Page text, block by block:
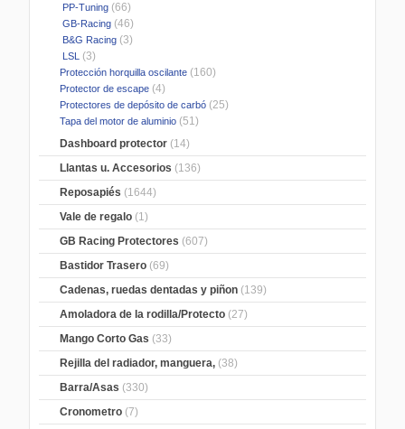
PP-Tuning (66)
GB-Racing (46)
B&G Racing (3)
LSL (3)
Protección horquilla oscilante (160)
Protector de escape (4)
Protectores de depósito de carbó (25)
Tapa del motor de aluminio (51)
Dashboard protector (14)
Llantas u. Accesorios (136)
Reposapiés (1644)
Vale de regalo (1)
GB Racing Protectores (607)
Bastidor Trasero (69)
Cadenas, ruedas dentadas y piñon (139)
Amoladora de la rodilla/Protecto (27)
Mango Corto Gas (33)
Rejilla del radiador, manguera, (38)
Barra/Asas (330)
Cronometro (7)